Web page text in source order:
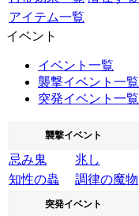
アイテム一覧
イベント
イベント一覧
襲撃イベント一覧
突発イベント一覧
襲撃イベント
忌み鬼
兆し
知性の蟲
調律の魔物
突発イベント